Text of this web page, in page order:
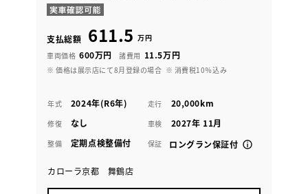
支払総額 611.5 万円
車両価格 600万円 諸費用 11.5万円
※ 価格は展示店にて8月登録の場合 ※ 消費税10％込み
年式 2024年(R6年) 走行 20,000km
修復 なし 車検 2027年 11月
整備 定期点検整備付 保証 ロングラン保証付
カローラ京都 舞鶴店